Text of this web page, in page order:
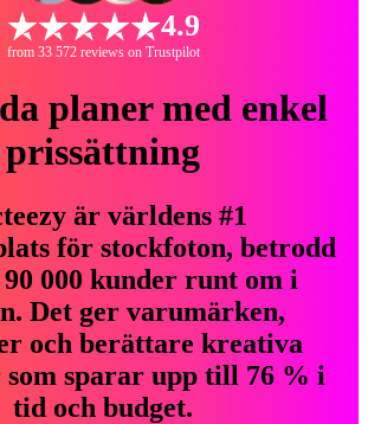
4.9
from 33 572 reviews on Trustpilot
planer med enkel
prissättning
är världens #1
för stockfoton, betrodd
000 kunder runt om i
Det ger varumärken,
och berättare kreativa
sparar upp till 76 % i
tid och budget.